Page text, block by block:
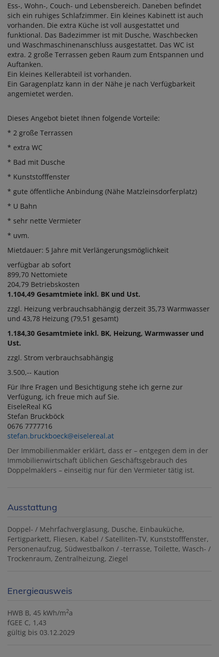
Ess-, Wohn-, Couch- und Lebensbereich. Daneben befindet
sich ein ruhiges Schlafzimmer. Ein kleines Kabinett ist auch
vorhanden. Die extra Küche ist voll ausgestattet und
funktional. Das Badezimmer ist mit Dusche, Waschbecken
und Waschmaschinenanschluss ausgestattet. Das WC ist
extra. 2 große Terrassen geben Raum zum Entspannen und
Auftanken.
Ein kleines Kellerabteil ist vorhanden.
Ein Garagenplatz kann in der Nähe je nach Verfügbarkeit
angemietet werden.
Dieses Angebot bietet Ihnen folgende Vorteile:
* 2 große Terrassen
* extra WC
* Bad mit Dusche
* Kunststofffenster
* gute öffentliche Anbindung (Nähe Matzleinsdorferplatz)
* U Bahn
* sehr nette Vermieter
* uvm.
Mietdauer: 5 Jahre mit Verlängerungsmöglichkeit
verfügbar ab sofort
899,70 Nettomiete
204,79 Betriebskosten
1.104,49 Gesamtmiete inkl. BK und Ust.
zzgl. Heizung verbrauchsabhängig derzeit 35,73 Warmwasser
und 43,78 Heizung (79,51 gesamt)
1.184,30 Gesamtmiete inkl. BK, Heizung, Warmwasser und
Ust.
zzgl. Strom verbrauchsabhängig
3.500,-- Kaution
Für Ihre Fragen und Besichtigung stehe ich gerne zur
Verfügung, ich freue mich auf Sie.
EiseleReal KG
Stefan Bruckböck
0676 7777716
stefan.bruckboeck@eiselereal.at
Der Immobilienmakler erklärt, dass er – entgegen dem in der
Immobilienwirtschaft üblichen Geschäftsgebrauch des
Doppelmaklers – einseitig nur für den Vermieter tätig ist.
Ausstattung
Doppel- / Mehrfachverglasung Dusche Einbauküche
Fertigparkett Fliesen Kabel / Satelliten-TV Kunststofffenster
Personenaufzug Südwestbalkon / -terrasse Toilette Wasch- /
Trockenraum Zentralheizung Ziegel
Energieausweis
HWB B, 45 kWh/m2a
fGEE C, 1,43
gültig bis 03.12.2029